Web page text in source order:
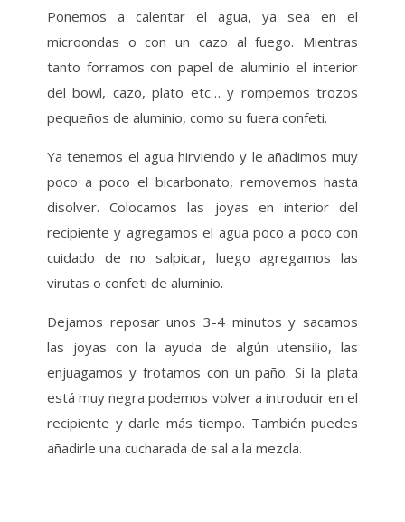
Ponemos a calentar el agua, ya sea en el
microondas o con un cazo al fuego. Mientras
tanto forramos con papel de aluminio el interior
del bowl, cazo, plato etc… y rompemos trozos
pequeños de aluminio, como su fuera confeti.
Ya tenemos el agua hirviendo y le añadimos muy
poco a poco el bicarbonato, removemos hasta
disolver. Colocamos las joyas en interior del
recipiente y agregamos el agua poco a poco con
cuidado de no salpicar, luego agregamos las
virutas o confeti de aluminio.
Dejamos reposar unos 3-4 minutos y sacamos
las joyas con la ayuda de algún utensilio, las
enjuagamos y frotamos con un paño. Si la plata
está muy negra podemos volver a introducir en el
recipiente y darle más tiempo. También puedes
añadirle una cucharada de sal a la mezcla.